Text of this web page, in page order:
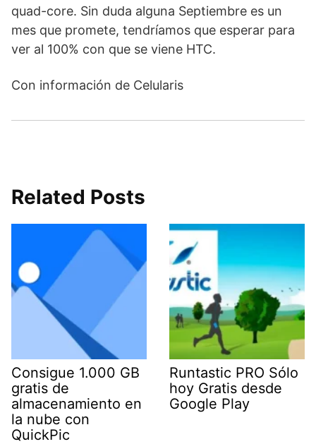
quad-core. Sin duda alguna Septiembre es un
mes que promete, tendríamos que esperar para
ver al 100% con que se viene HTC.
Con información de Celularis
Related Posts
Consigue 1.000 GB
gratis de
almacenamiento en
la nube con
QuickPic
Runtastic PRO Sólo
hoy Gratis desde
Google Play